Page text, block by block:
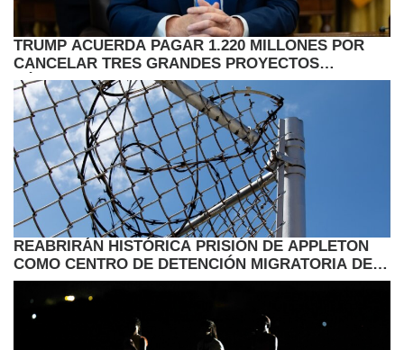
TRUMP ACUERDA PAGAR 1.220 MILLONES POR
CANCELAR TRES GRANDES PROYECTOS
EÓLICOS EN EE.UU.
REABRIRÁN HISTÓRICA PRISIÓN DE APPLETON
COMO CENTRO DE DETENCIÓN MIGRATORIA DEL
ICE